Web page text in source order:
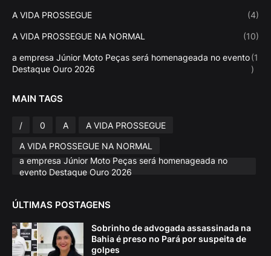
A VIDA PROSSEGUE (4)
A VIDA PROSSEGUE NA NORMAL (10)
a empresa Júnior Moto Peças será homenageada no evento
Destaque Ouro 2026
(1
)
MAIN TAGS
/ 0 A
A VIDA PROSSEGUE
A VIDA PROSSEGUE NA NORMAL
a empresa Júnior Moto Peças será homenageada no
evento Destaque Ouro 2026
ÚLTIMAS POSTAGENS
Sobrinho de advogada assassinada na
Bahia é preso no Pará por suspeita de
golpes